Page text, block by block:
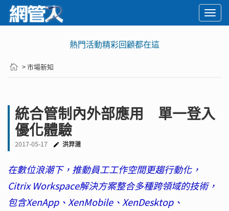
🚨2029 PQC危機倒數
> 市場新知
統合管制內外部應用 單一登入
優化體驗
2017-05-17 洪羿漣
在數位浪潮下，推動員工工作空間更趨行動化，
Citrix Workspace解決方案整合多種跨領域的技術，
包含XenApp、XenMobile、XenDesktop、